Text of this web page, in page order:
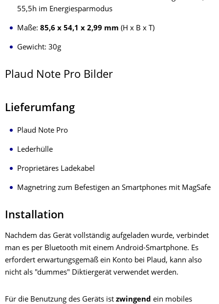
55,5h im Energiesparmodus
Maße: 85,6 x 54,1 x 2,99 mm (H x B x T)
Gewicht: 30g
Plaud Note Pro Bilder
Lieferumfang
Plaud Note Pro
Lederhülle
Proprietäres Ladekabel
Magnetring zum Befestigen an Smartphones mit MagSafe
Installation
Nachdem das Gerät vollständig aufgeladen wurde, verbindet
man es per Bluetooth mit einem Android-Smartphone. Es
erfordert erwartungsgemäß ein Konto bei Plaud, kann also
nicht als "dummes" Diktiergerät verwendet werden.
Für die Benutzung des Geräts ist zwingend ein mobiles